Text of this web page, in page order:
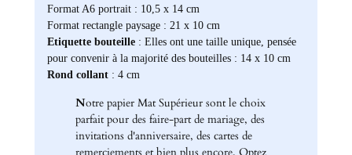
Format A6 portrait : 10,5 x 14 cm
Format rectangle paysage : 21 x 10 cm
Etiquette bouteille: Elles ont une taille unique, pensée
pour convenir à la majorité des bouteilles : 14 x 10 cm
Rond collant : 4 cm
Notre papier Mat Supérieur sont le choix
parfait pour des faire-part de mariage, des
invitations d'anniversaire, des cartes de